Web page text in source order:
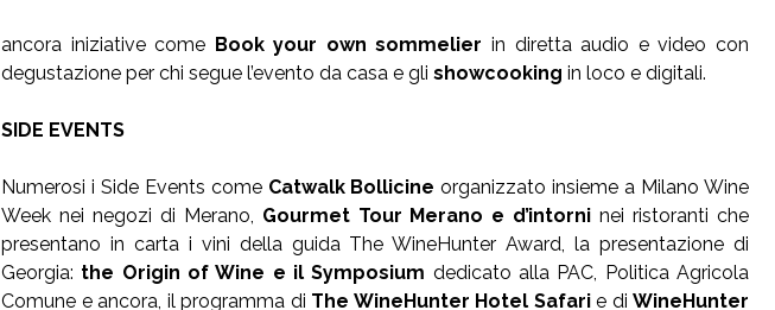
ancora iniziative come Book your own sommelier in diretta audio e video con
degustazione per chi segue l’evento da casa e gli showcooking in loco e digitali.
SIDE EVENTS
Numerosi i Side Events come Catwalk Bollicine organizzato insieme a Milano Wine
Week nei negozi di Merano, Gourmet Tour Merano e d’intorni nei ristoranti che
presentano in carta i vini della guida The WineHunter Award, la presentazione di
Georgia: the Origin of Wine e il Symposium dedicato alla PAC, Politica Agricola
Comune e ancora, il programma di The WineHunter Hotel Safarie di WineHunter